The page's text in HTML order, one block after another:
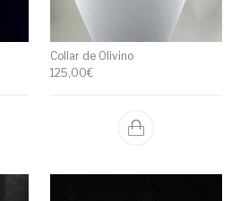
Collar de Olivino
125,00€